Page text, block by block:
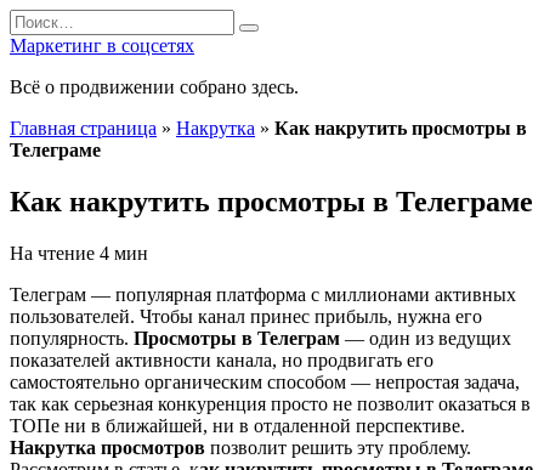
Перейти
к
содержанию
Search
for:
Маркетинг в соцсетях
Всё о продвижении собрано здесь.
Главная страница » Накрутка » Как накрутить просмотры в
Телеграме
Как накрутить просмотры в Телеграме
На чтение 4 мин
Телеграм — популярная платформа с миллионами активных
пользователей. Чтобы канал принес прибыль, нужна его
популярность. Просмотры в Телеграм — один из ведущих
показателей активности канала, но продвигать его
самостоятельно органическим способом — непростая задача,
так как серьезная конкуренция просто не позволит оказаться в
ТОПе ни в ближайшей, ни в отдаленной перспективе.
Накрутка просмотров позволит решить эту проблему.